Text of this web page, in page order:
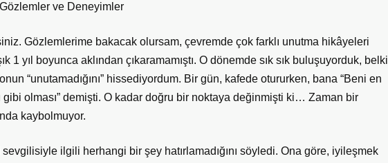
ve Deneyimler
Gözlemlerime bakacak olursam, çevremde çok farklı unutma hikâyeleri
1 yıl boyunca aklından çıkaramamıştı. O dönemde sık sık buluşuyorduk, belki
“unutamadığını” hissediyordum. Bir gün, kafede otururken, bana “Beni en
olması” demişti. O kadar doğru bir noktaya değinmişti ki… Zaman bir
kaybolmuyor.
ilgili herhangi bir şey hatırlamadığını söyledi. Ona göre, iyileşmek